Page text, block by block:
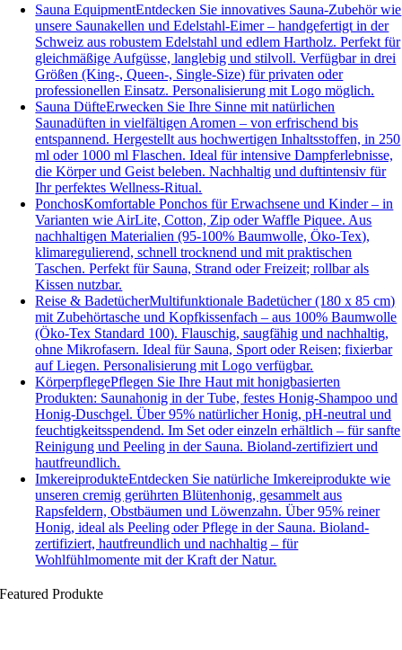
Sauna EquipmentEntdecken Sie innovatives Sauna-Zubehör wie
unsere Saunakellen und Edelstahl-Eimer – handgefertigt in der
Schweiz aus robustem Edelstahl und edlem Hartholz. Perfekt für
gleichmäßige Aufgüsse, langlebig und stilvoll. Verfügbar in drei
Größen (King-, Queen-, Single-Size) für privaten oder
professionellen Einsatz. Personalisierung mit Logo möglich.
Sauna DüfteErwecken Sie Ihre Sinne mit natürlichen
Saunadüften in vielfältigen Aromen – von erfrischend bis
entspannend. Hergestellt aus hochwertigen Inhaltsstoffen, in 250
ml oder 1000 ml Flaschen. Ideal für intensive Dampferlebnisse,
die Körper und Geist beleben. Nachhaltig und duftintensiv für
Ihr perfektes Wellness-Ritual.
PonchosKomfortable Ponchos für Erwachsene und Kinder – in
Varianten wie AirLite, Cotton, Zip oder Waffle Piquee. Aus
nachhaltigen Materialien (95-100% Baumwolle, Öko-Tex),
klimaregulierend, schnell trocknend und mit praktischen
Taschen. Perfekt für Sauna, Strand oder Freizeit; rollbar als
Kissen nutzbar.
Reise & BadetücherMultifunktionale Badetücher (180 x 85 cm)
mit Zubehörtasche und Kopfkissenfach – aus 100% Baumwolle
(Öko-Tex Standard 100). Flauschig, saugfähig und nachhaltig,
ohne Mikrofasern. Ideal für Sauna, Sport oder Reisen; fixierbar
auf Liegen. Personalisierung mit Logo verfügbar.
KörperpflegePflegen Sie Ihre Haut mit honigbasierten
Produkten: Saunahonig in der Tube, festes Honig-Shampoo und
Honig-Duschgel. Über 95% natürlicher Honig, pH-neutral und
feuchtigkeitsspendend. Im Set oder einzeln erhältlich – für sanfte
Reinigung und Peeling in der Sauna. Bioland-zertifiziert und
hautfreundlich.
ImkereiprodukteEntdecken Sie natürliche Imkereiprodukte wie
unseren cremig gerührten Blütenhonig, gesammelt aus
Rapsfeldern, Obstbäumen und Löwenzahn. Über 95% reiner
Honig, ideal als Peeling oder Pflege in der Sauna. Bioland-
zertifiziert, hautfreundlich und nachhaltig – für
Wohlfühlmomente mit der Kraft der Natur.
Featured Produkte